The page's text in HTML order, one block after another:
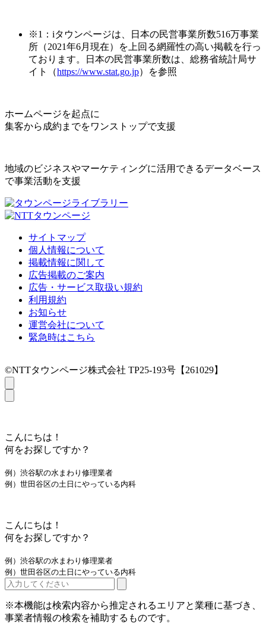
※1：iタウンページは、日本の民営事業所数516万事業
所（2021年6月現在）を上回る網羅性の高い掲載を行っ
ております。日本の民営事業所数は、総務省統計局サ
イト（https://www.stat.go.jp）を参照
ホームページを起点に
集客から成約までをワンストップで支援
地域のビジネスやマーケティングに活用できるデータベース
で事業活動を支援
サイトマップ
個人情報について
掲載情報に関して
広告掲載のご案内
広告・サービス取扱い規約
利用規約
お知らせ
運営会社について
緊急時はこちら
©NTTタウンページ株式会社 TP25-193号【261029】
こんにちは！
何をお探しですか？
例）渋谷駅の水まわり修理業者
例）世田谷区の土日にやっている内科
こんにちは！
何をお探しですか？
例）渋谷駅の水まわり修理業者
例）世田谷区の土日にやっている内科
※本機能は検索内容から推定されるエリアと業種に基づき、
事業者情報の検索を補助するものです。